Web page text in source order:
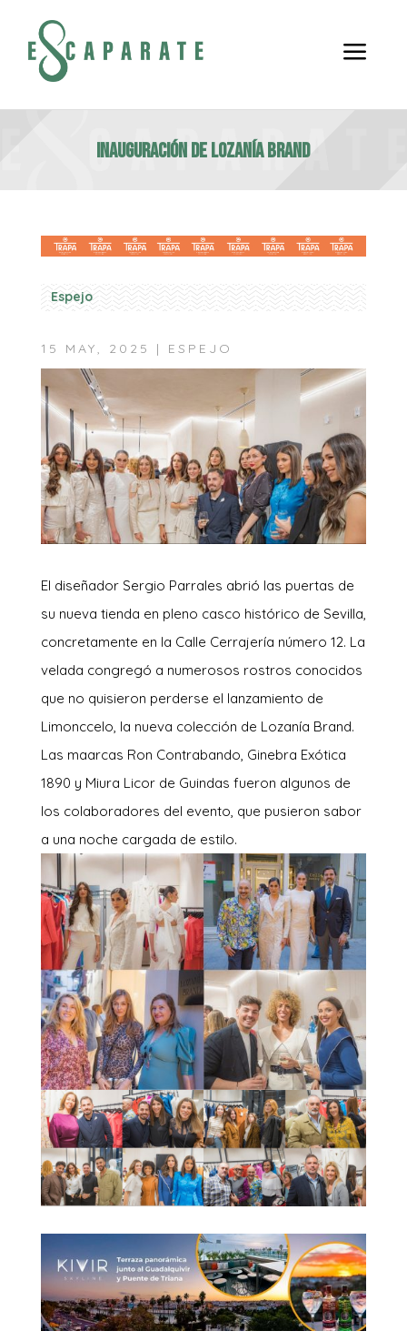
a
INAUGURACIÓN DE LOZANÍA BRAND
Espejo
15 MAY, 2025 | ESPEJO
El diseñador Sergio Parrales abrió las puertas de
su nueva tienda en pleno casco histórico de Sevilla,
concretamente en la Calle Cerrajería número 12. La
velada congregó a numerosos rostros conocidos
que no quisieron perderse el lanzamiento de
Limonccelo, la nueva colección de Lozanía Brand.
Las maarcas Ron Contrabando, Ginebra Exótica
1890 y Miura Licor de Guindas fueron algunos de
los colaboradores del evento, que pusieron sabor
a una noche cargada de estilo.